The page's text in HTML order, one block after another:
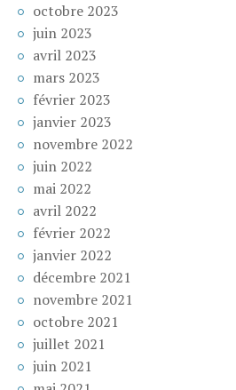
octobre 2023
juin 2023
avril 2023
mars 2023
février 2023
janvier 2023
novembre 2022
juin 2022
mai 2022
avril 2022
février 2022
janvier 2022
décembre 2021
novembre 2021
octobre 2021
juillet 2021
juin 2021